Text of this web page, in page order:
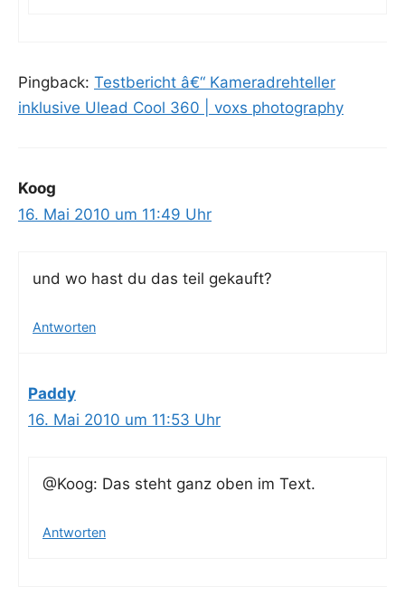
Pingback: Testbericht â€“ Kameradrehteller
inklusive Ulead Cool 360 | voxs photography
Koog
16. Mai 2010 um 11:49 Uhr
und wo hast du das teil gekauft?
Antworten
Paddy
16. Mai 2010 um 11:53 Uhr
@Koog: Das steht ganz oben im Text.
Antworten